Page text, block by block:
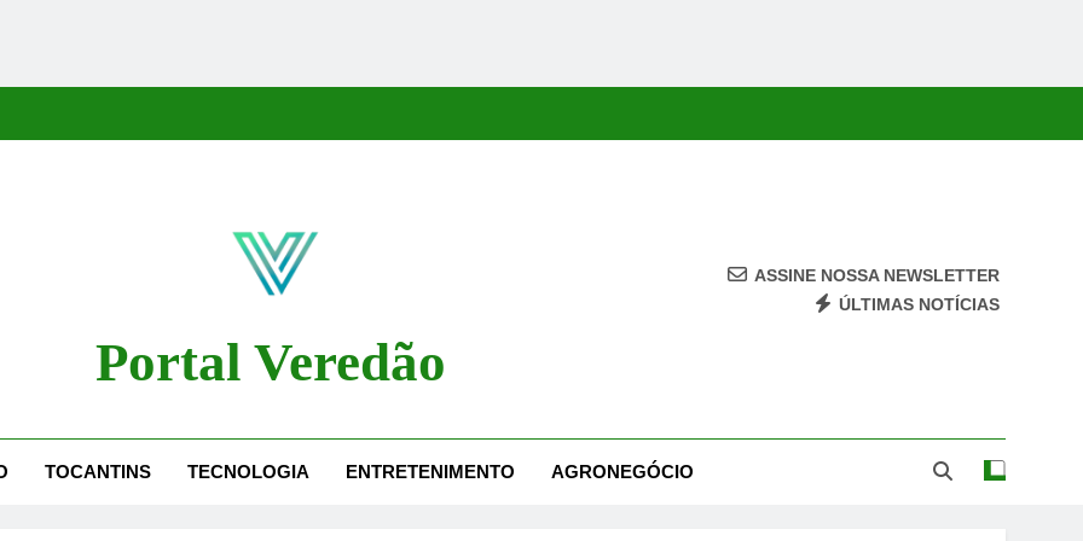
Portal Veredão
ASSINE NOSSA NEWSLETTER
ÚLTIMAS NOTÍCIAS
TOCANTINS TECNOLOGIA ENTRETENIMENTO AGRONEGÓCIO